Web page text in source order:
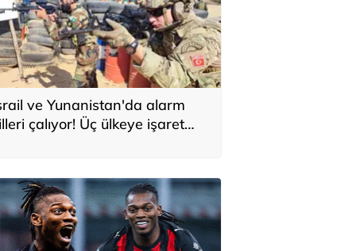
ve Yunanistan'da alarm
çalıyor! Üç ülkeye işaret